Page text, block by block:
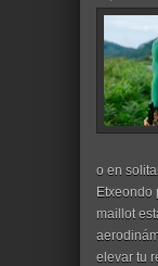
o en
Etxeondo
maillot
elevar tu